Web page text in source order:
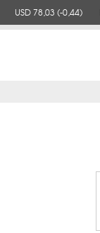
USD 78,03 (-0,44)